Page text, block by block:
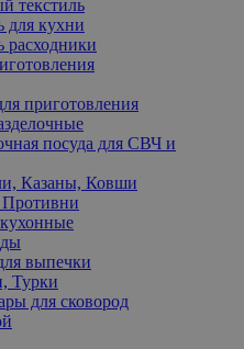
текстиль
для кухни
расходники
приготовления
посуда для СВЧ и
Казаны, Ковши
выпечки
Турки
для сковород